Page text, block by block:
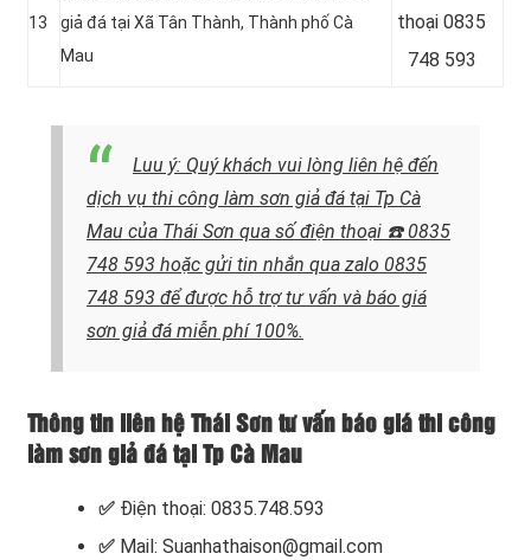
13
giả đá tại Xã Tân Thành, Thành phố Cà
Mau
thoại 0835
748 593
Luu ý: Quý khách vui lòng liên hệ đến
dịch vụ thi công làm sơn giả đá tại Tp Cà
Mau của Thái Sơn qua số điện thoại ☎️ 0835
748 593 hoặc gửi tin nhắn qua zalo 0835
748 593 để được hỗ trợ tư vấn và báo giá
sơn giả đá miễn phí 100%.
Thông tin liên hệ Thái Sơn tư vấn báo giá thi công
làm sơn giả đá tại Tp Cà Mau
✅ Điện thoại: 0835.748.593
✅ Mail: Suanhathaison@gmail.com